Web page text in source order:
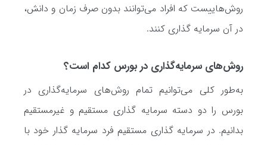
روش‌هاییست که افراد می‌توانند بدون صرف زمان و دانش،
در آن سرمایه گذاری کنند.
روش‌های سرمایه‌گذاری در بورس کدام است؟
به‌طور کلی می‌توانیم تمام روش‌های سرمایه‌گذاری در
بورس را دو دسته سرمایه گذاری مستقیم و غیرمستقیم
بدانیم. در سرمایه گذاری مستقیم فرد سرمایه گذار خود با